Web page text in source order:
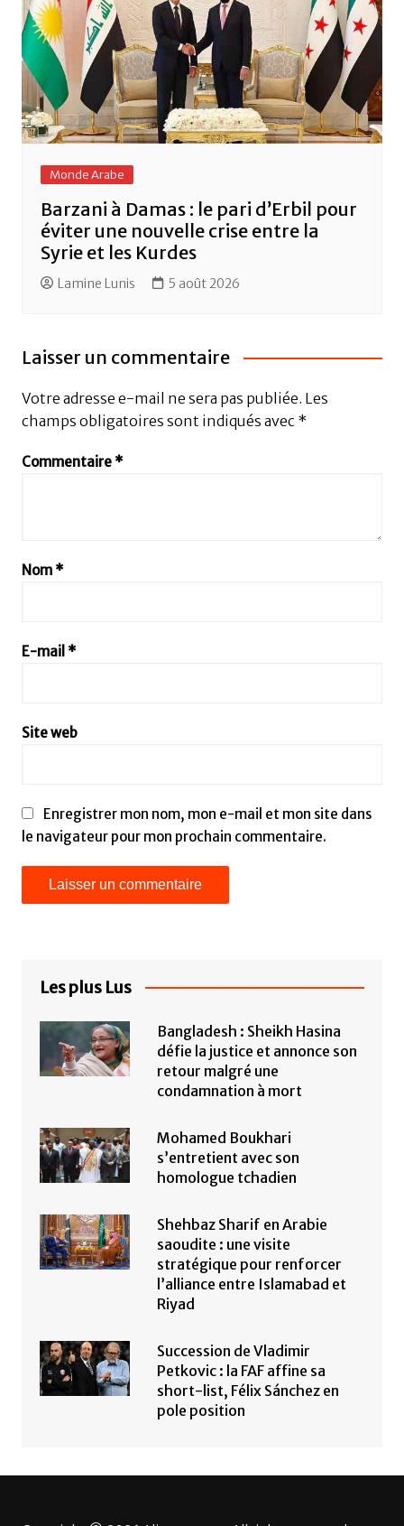
Monde Arabe
Barzani à Damas : le pari d’Erbil pour
éviter une nouvelle crise entre la
Syrie et les Kurdes
Lamine Lunis 5 août 2026
Laisser un commentaire
Votre adresse e-mail ne sera pas publiée. Les
champs obligatoires sont indiqués avec *
Commentaire *
Nom *
E-mail *
Site web
Enregistrer mon nom, mon e-mail et mon site dans
le navigateur pour mon prochain commentaire.
Les plus Lus
Bangladesh : Sheikh Hasina
défie la justice et annonce son
retour malgré une
condamnation à mort
Mohamed Boukhari
s’entretient avec son
homologue tchadien
Shehbaz Sharif en Arabie
saoudite : une visite
stratégique pour renforcer
l’alliance entre Islamabad et
Riyad
Succession de Vladimir
Petkovic : la FAF affine sa
short-list, Félix Sánchez en
pole position